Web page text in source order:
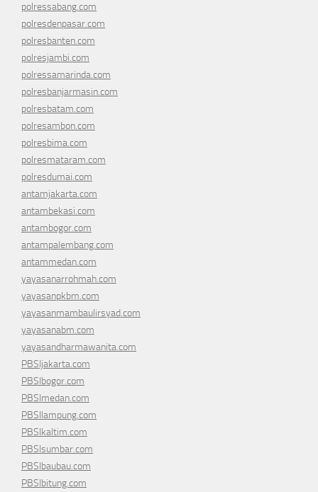
polressabang.com
polresdenpasar.com
polresbanten.com
polresjambi.com
polressamarinda.com
polresbanjarmasin.com
polresbatam.com
polresambon.com
polresbima.com
polresmataram.com
polresdumai.com
antamjakarta.com
antambekasi.com
antambogor.com
antampalembang.com
antammedan.com
yayasanarrohmah.com
yayasanpkbm.com
yayasanmambaulirsyad.com
yayasanabm.com
yayasandharmawanita.com
PBSIjakarta.com
PBSIbogor.com
PBSImedan.com
PBSIlampung.com
PBSIkaltim.com
PBSIsumbar.com
PBSIbaubau.com
PBSIbitung.com